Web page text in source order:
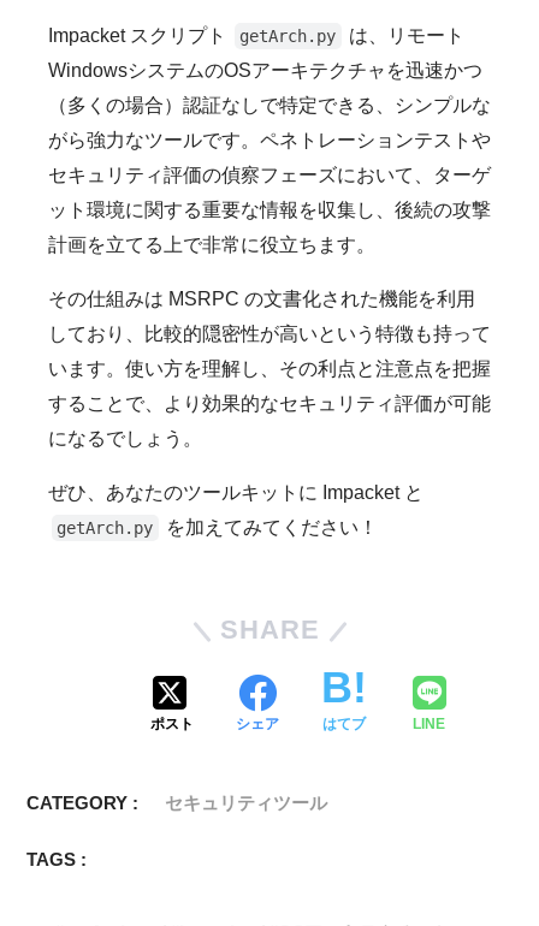
Impacket スクリプト getArch.py
は、リモート
WindowsシステムのOSアーキテクチャを迅速かつ
（多くの場合）認証なしで特定できる、シンプルな
がら強力なツールです。ペネトレーションテストや
セキュリティ評価の偵察フェーズにおいて、ターゲ
ット環境に関する重要な情報を収集し、後続の攻撃
計画を立てる上で非常に役立ちます。
その仕組みは MSRPC の文書化された機能を利用
しており、比較的隠密性が高いという特徴も持って
います。使い方を理解し、その利点と注意点を把握
することで、より効果的なセキュリティ評価が可能
になるでしょう。
ぜひ、あなたのツールキットに Impacket と
getArch.py を加えてみてください！
SHARE
ポスト シェア はてブ LINE
CATEGORY : セキュリティツール
TAGS :